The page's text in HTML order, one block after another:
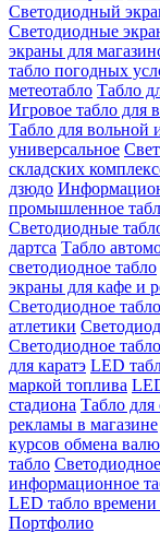
Светодиодный
Светодиодные
экраны для
табло погодных
метеотабло Табло
Игровое табло для
Табло для вольной
универсальное
складских
дзюдо
промышленное
Светодиодные
дартса Табло
светодиодное табло
экраны для кафе и
Светодиодное
атлетики
Светодиодное
для каратэ LED
маркой топлива
стадиона Табло
рекламы в магазине
курсов обмена
табло
информационное
LED табло времени
Портфолио